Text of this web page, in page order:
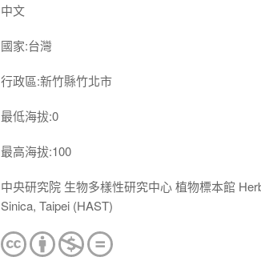
中文
國家:台灣
行政區:新竹縣竹北市
最低海拔:0
最高海拔:100
中央研究院 生物多樣性研究中心 植物標本館
Sinica, Taipei (HAST)